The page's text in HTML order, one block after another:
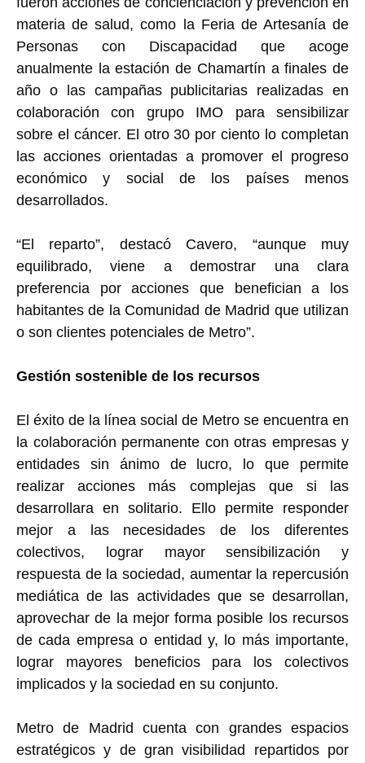
materia de salud, como la Feria de Artesanía de
Personas con Discapacidad que acoge
anualmente la estación de Chamartín a finales de
año o las campañas publicitarias realizadas en
colaboración con grupo IMO para sensibilizar
sobre el cáncer. El otro 30 por ciento lo completan
las acciones orientadas a promover el progreso
económico y social de los países menos
desarrollados.
“El reparto”, destacó Cavero, “aunque muy
equilibrado, viene a demostrar una clara
preferencia por acciones que benefician a los
habitantes de la Comunidad de Madrid que utilizan
o son clientes potenciales de Metro”.
Gestión sostenible de los recursos
El éxito de la línea social de Metro se encuentra en
la colaboración permanente con otras empresas y
entidades sin ánimo de lucro, lo que permite
realizar acciones más complejas que si las
desarrollara en solitario. Ello permite responder
mejor a las necesidades de los diferentes
colectivos, lograr mayor sensibilización y
respuesta de la sociedad, aumentar la repercusión
mediática de las actividades que se desarrollan,
aprovechar de la mejor forma posible los recursos
de cada empresa o entidad y, lo más importante,
lograr mayores beneficios para los colectivos
implicados y la sociedad en su conjunto.
Metro de Madrid cuenta con grandes espacios
estratégicos y de gran visibilidad repartidos por